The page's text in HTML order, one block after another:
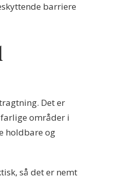
barriere
Det er
områder i
holdbare og
så det er nemt